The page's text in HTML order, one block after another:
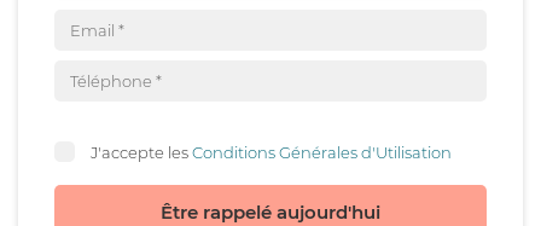
J'accepte lesConditions Générales d'Utilisation
Être rappelé aujourd'hui